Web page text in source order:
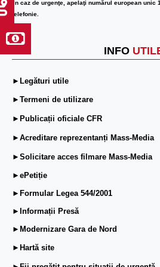
În caz de urgenţe, apelaţi numărul european unic
telefonie.
INFO
►Legături utile
►Termeni de utilizare
►Publicații oficiale CFR
►Acreditare reprezentanți Mass-Media
►Solicitare acces filmare Mass-Media
►ePetiție
►Formular Legea 544/2001
►Informații Presă
►Modernizare Gara de Nord
►Hartă site